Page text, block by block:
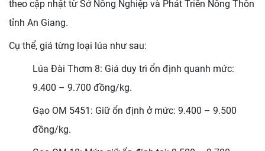
theo cập nhật từ Sở Nông Nghiệp và Phát Triển Nông Thôn
tỉnh An Giang.
Cụ thể, giá từng loại lúa như sau:
Lúa Đài Thơm 8: Giá duy trì ổn định quanh mức:
9.400 – 9.700 đồng/kg.
Gạo OM 5451: Giữ ổn định ở mức: 9.400 – 9.500
đồng/kg.